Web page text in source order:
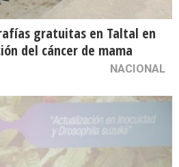
gratuitas en Taltal en
del cáncer de mama
NACIONAL